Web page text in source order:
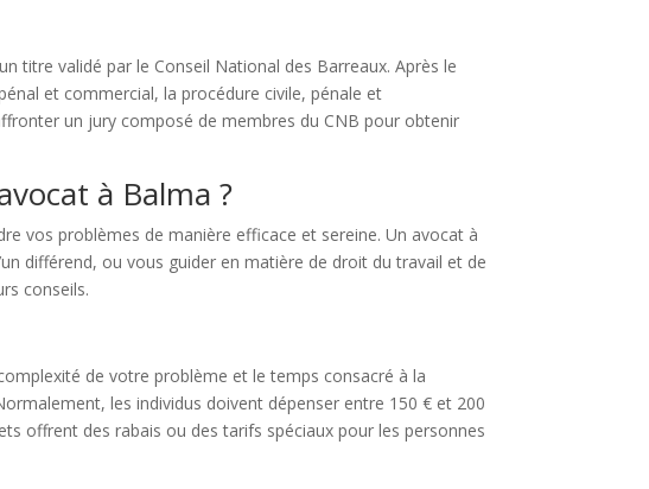
titre validé par le Conseil National des Barreaux. Après le
et commercial, la procédure civile, pénale et
un jury composé de membres du CNB pour obtenir
à Balma ?
vos problèmes de manière efficace et sereine. Un avocat à
différend, ou vous guider en matière de droit du travail et de
conseils.
de votre problème et le temps consacré à la
les individus doivent dépenser entre 150 € et 200
offrent des rabais ou des tarifs spéciaux pour les personnes